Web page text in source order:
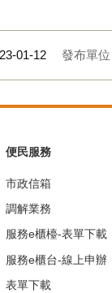
01-12 發布單位
便民服務
市政信箱
調解業務
服務e櫃檯-表單下載
服務e櫃台-線上申辦
表單下載